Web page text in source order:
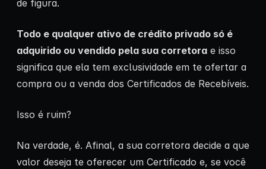
de figura.
Todo e qualquer ativo de crédito privado só é
adquirido ou vendido pela sua corretora e isso
significa que ela tem exclusividade em te ofertar a
compra ou a venda dos Certificados de Recebíveis.
Isso é ruim?
Na verdade, é. Afinal, a sua corretora decide a que
valor deseja te oferecer um Certificado e, se você